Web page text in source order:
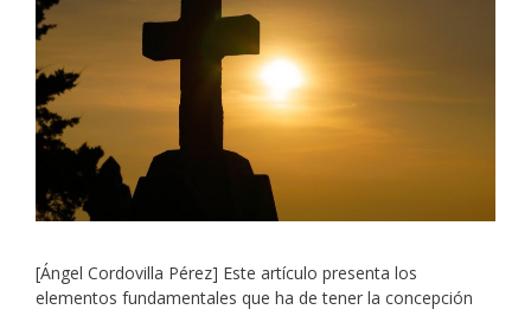
[Ángel Cordovilla Pérez] Este artículo presenta los
elementos fundamentales que ha de tener la concepción